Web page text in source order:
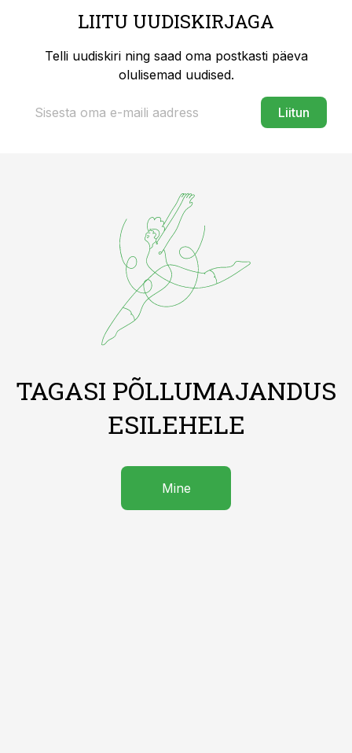
LIITU UUDISKIRJAGA
Telli uudiskiri ning saad oma postkasti päeva
olulisemad uudised.
Liitun
TAGASI PÕLLUMAJANDUS
ESILEHELE
Mine